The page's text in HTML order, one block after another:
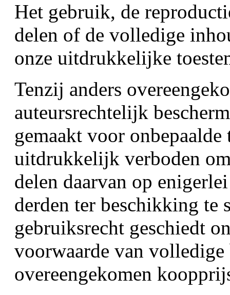
Het gebruik, de
delen of de volledige
onze uitdrukkelijke
Tenzij anders
auteursrechtelijk
gemaakt voor
uitdrukkelijk verboden
delen daarvan op
derden ter beschikking te
gebruiksrecht geschiedt
voorwaarde van
overeengekomen